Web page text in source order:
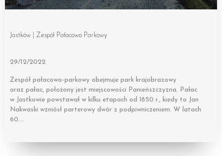
Jastków | Zespół Pałacowo Parkowy
29/12/2022
Zespół pałacowo-parkowy obejmuje park krajobrazowy
oraz pałac, położony jest miejscowości Panieńszczyzna. Pałac
w Jastkowie powstawał w kilku etapach od 1850 r., kiedy to Jan
Nakwaski wzniósł parterowy dwór z podpiwniczeniem. W latach
60….